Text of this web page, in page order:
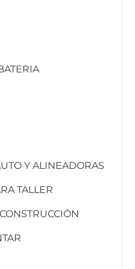
Y ALINEADORAS
TALLER